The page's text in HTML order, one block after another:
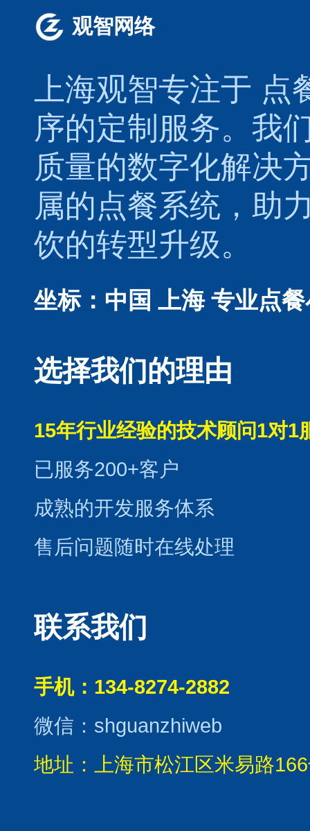
观智网络
上海观智专注于 点
序的定制服务。我
质量的数字化解决
属的点餐系统 ，助
饮的转型升级。
坐标：中国 上海 专业点
选择我们的理由
15年行业经验的技术顾问1对1
已服务200+客户
成熟的开发服务体系
售后问题随时在线处理
联系我们
手机：134-8274-2882
微信：shguanzhiweb
地址：上海市松江区米易路